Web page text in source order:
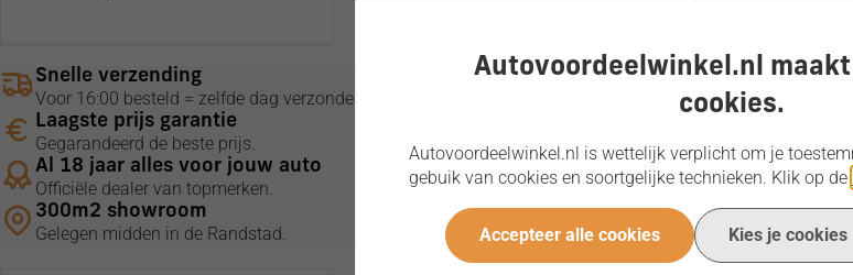
Snelle verzending
Voor 16:00 besteld = zelfde dag verzonden.
Laagste prijs garantie
Gegarandeerd de beste prijs.
Al 18 jaar alles voor jouw auto
Officiële dealer van topmerken.
300m2 showroom
Gelegen midden in de Randstad.
Autovoordeelwinkel.nl
cookies.
Autovoordeelwinkel.nl is wettelijk verplicht om je
gebuik van cookies en soortgelijke technieken. Klik op de
Accepteer alle cookies Kies je cookies